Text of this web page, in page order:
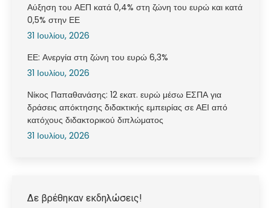
Αύξηση του ΑΕΠ κατά 0,4% στη ζώνη του ευρώ και κατά
0,5% στην ΕΕ
31 Ιουλίου, 2026
ΕΕ: Ανεργία στη ζώνη του ευρώ 6,3%
31 Ιουλίου, 2026
Νίκος Παπαθανάσης: 12 εκατ. ευρώ μέσω ΕΣΠΑ για
δράσεις απόκτησης διδακτικής εμπειρίας σε ΑΕΙ από
κατόχους διδακτορικού διπλώματος
31 Ιουλίου, 2026
Δε βρέθηκαν εκδηλώσεις!